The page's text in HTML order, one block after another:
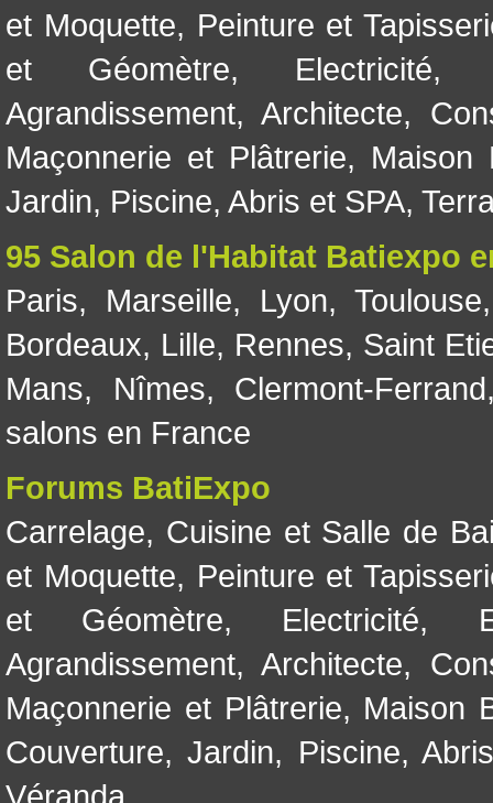
et Moquette, Peinture et
et Géomètre, Electricité
Agrandissement, Architecte,
Maçonnerie et Plâtrerie, Maison
Jardin, Piscine, Abris et SPA,
95 Salon de l'Habitat Batiexpo
Paris, Marseille, Lyon, Toulouse
Bordeaux, Lille, Rennes, Saint
Mans, Nîmes, Clermont-Ferrand
salons en France
Forums BatiExpo
Carrelage, Cuisine et Salle de
et Moquette, Peinture et
et Géomètre, Electricité,
Agrandissement, Architecte,
Maçonnerie et Plâtrerie, Maison
Couverture,Jardin, Piscine,